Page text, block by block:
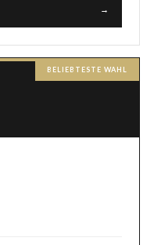
→
BELIEBTESTE WAHL